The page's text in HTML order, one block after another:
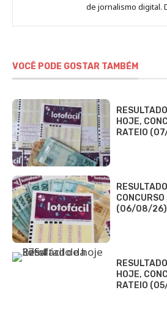
de jornalismo digital.
VOCÊ PODE GOSTAR TAMBÉM
HOJE,
RATEIO
(06/08/26)
HOJE,
RATEIO